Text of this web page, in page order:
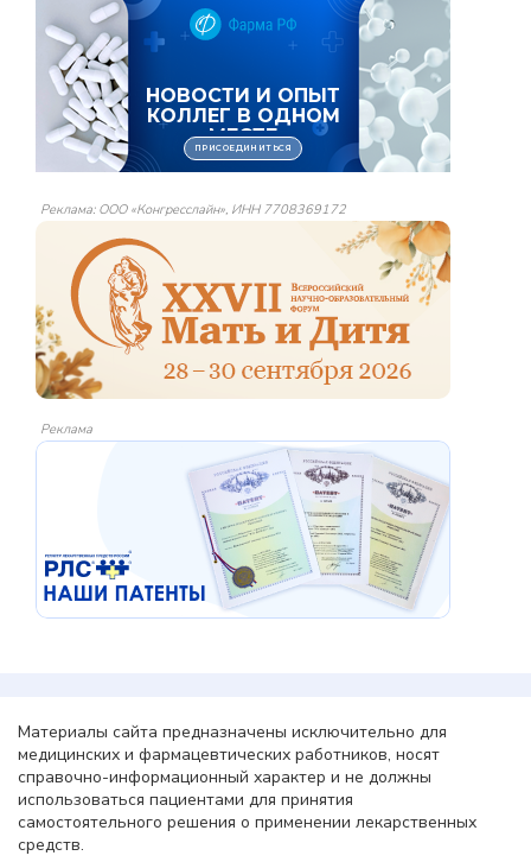
Реклама: ООО «Конгресслайн», ИНН 7708369172
Реклама
Материалы сайта предназначены исключительно для
медицинских и фармацевтических работников, носят
справочно-информационный характер и не должны
использоваться пациентами для принятия
самостоятельного решения о применении лекарственных
средств.